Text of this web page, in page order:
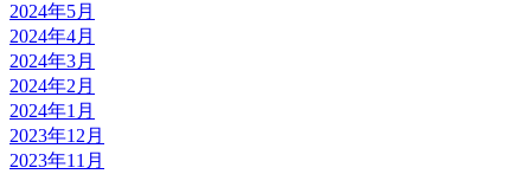
2024年5月
2024年4月
2024年3月
2024年2月
2024年1月
2023年12月
2023年11月